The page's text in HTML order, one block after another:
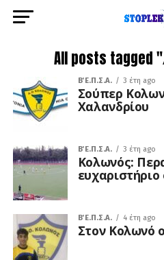
All posts
Β΄ Ε.Π.Σ.Α. 3 έτη ago
Σούπερ
Χαλανδρίου
Β΄ Ε.Π.Σ.Α. 3 έτη ago
Κολωνός:
Β΄ Ε.Π.Σ.Α. 4 έτη ago
Στον Κολωνό